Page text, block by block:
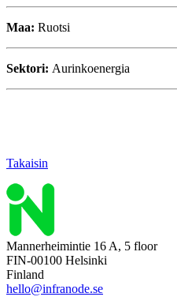
Maa: Ruotsi
Sektori: Aurinkoenergia
Takaisin
Mannerheimintie 16 A, 5 floor
FIN-00100 Helsinki
Finland
hello@infranode.se